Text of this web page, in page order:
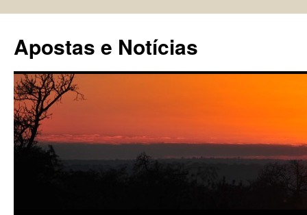
conteúdo
Apostas e Notícias